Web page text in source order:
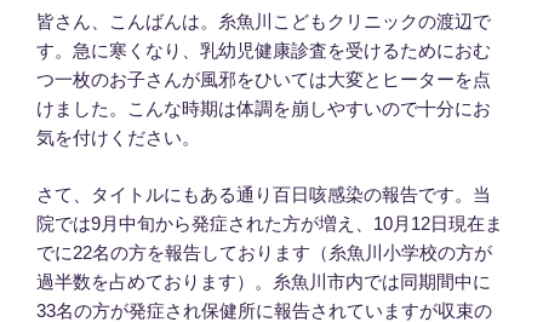
皆さん、こんばんは。糸魚川こどもクリニックの渡辺で
す。急に寒くなり、乳幼児健康診査を受けるためにおむ
つ一枚のお子さんが風邪をひいては大変とヒーターを点
けました。こんな時期は体調を崩しやすいので十分にお
気を付けください。
さて、タイトルにもある通り百日咳感染の報告です。当
院では9月中旬から発症された方が増え、10月12日現在ま
でに22名の方を報告しております（糸魚川小学校の方が
過半数を占めております）。糸魚川市内では同期間中に
33名の方が発症され保健所に報告されていますが収束の